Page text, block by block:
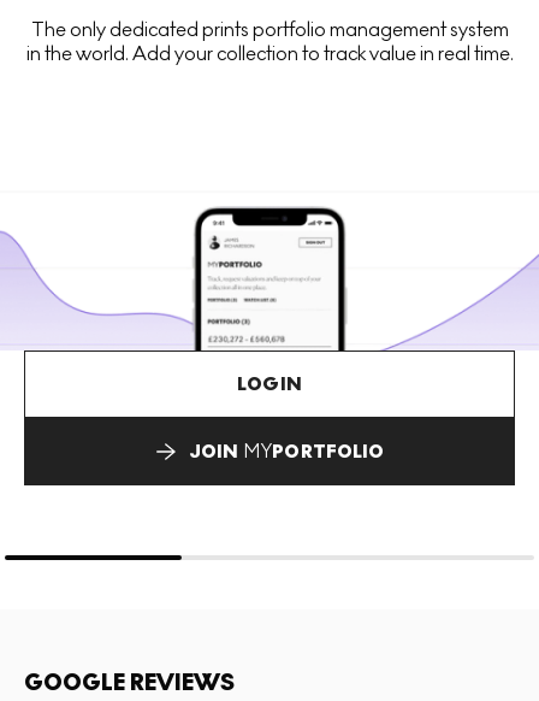
The only dedicated prints portfolio management system
in the world. Add your collection to track value in real time.
LOGIN
JOIN MYPORTFOLIO
GOOGLE REVIEWS